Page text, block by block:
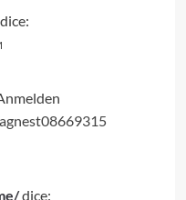
dice:
dice: